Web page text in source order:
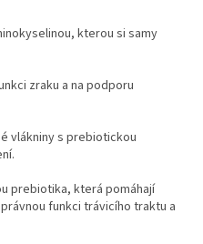
kterou si samy
zraku a na podporu
vlákniny s prebiotickou
prebiotika, která pomáhají
funkci trávicího traktu a